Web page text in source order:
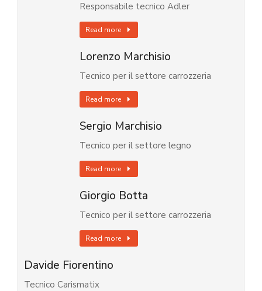
Responsabile tecnico Adler
Read more
Lorenzo Marchisio
Tecnico per il settore carrozzeria
Read more
Sergio Marchisio
Tecnico per il settore legno
Read more
Giorgio Botta
Tecnico per il settore carrozzeria
Read more
Davide Fiorentino
Tecnico Carismatix